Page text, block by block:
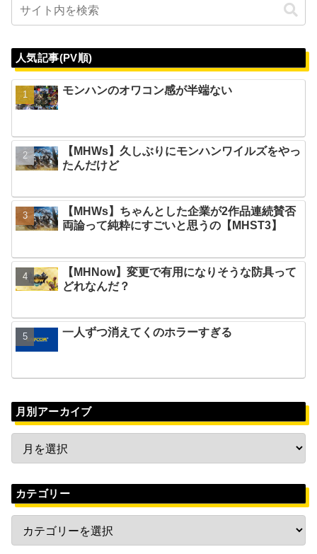
人気記事(PV順)
モンハンのオワコン感が半端ない
【MHWs】久しぶりにモンハンワイルズをやっ
たんだけど
【MHWs】ちゃんとした企業が2作品連続賛否
両論って純粋にすごいと思うの【MHST3】
【MHNow】変更で有用になりそうな防具って
どれなんだ？
一人ずつ消えてくのホラーすぎる
月別アーカイブ
カテゴリー